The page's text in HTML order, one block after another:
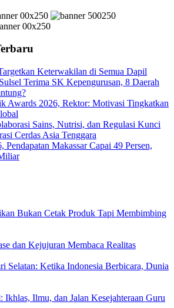
Keterwakilan di Semua Dapil
Terima SK Kepengurusan, 8 Daerah
Awards 2026, Rektor: Motivasi Tingkatkan
Sains, Nutrisi, dan Regulasi Kunci
Cerdas Asia Tenggara
Makassar Capai 49 Persen,
Bukan Cetak Produk Tapi Membimbing
dan Kejujuran Membaca Realitas
Selatan: Ketika Indonesia Berbicara, Dunia
Ilmu, dan Jalan Kesejahteraan Guru